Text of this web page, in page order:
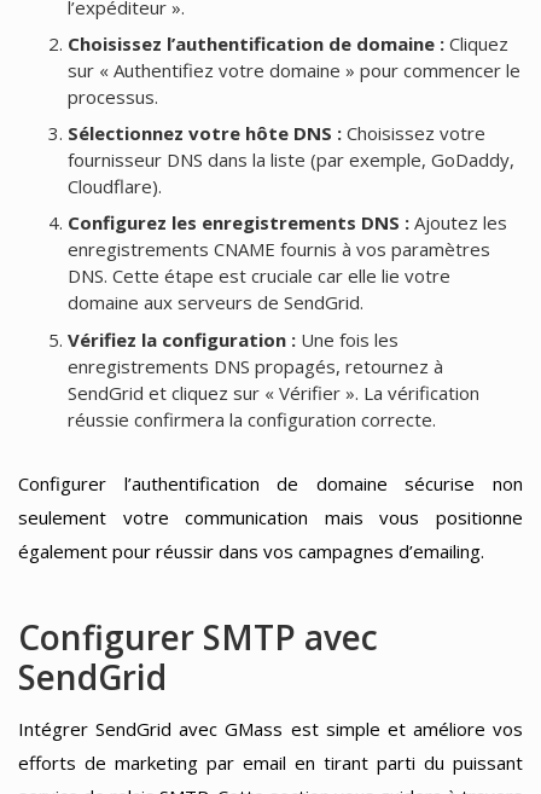
l’expéditeur ».
Choisissez l’authentification de domaine :Cliquez
sur « Authentifiez votre domaine » pour commencer le
processus.
Sélectionnez votre hôte DNS :Choisissez votre
fournisseur DNS dans la liste (par exemple, GoDaddy,
Cloudflare).
Configurez les enregistrements DNS :Ajoutez les
enregistrements CNAME fournis à vos paramètres
DNS. Cette étape est cruciale car elle lie votre
domaine aux serveurs de SendGrid.
Vérifiez la configuration :Une fois les
enregistrements DNS propagés, retournez à
SendGrid et cliquez sur « Vérifier ». La vérification
réussie confirmera la configuration correcte.
Configurer l’authentification de domaine sécurise non
seulement votre communication mais vous positionne
également pour réussir dans vos campagnes d’emailing.
Configurer SMTP avec
SendGrid
Intégrer SendGrid avec GMass est simple et améliore vos
efforts de marketing par email en tirant parti du puissant